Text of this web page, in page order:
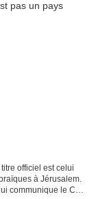
officiel est celui
à Jérusalem.
communique le CV